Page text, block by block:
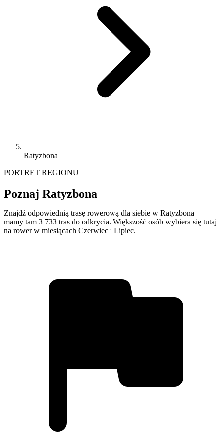
Ratyzbona
PORTRET REGIONU
Poznaj Ratyzbona
Znajdź odpowiednią trasę rowerową dla siebie w Ratyzbona –
mamy tam 3 733 tras do odkrycia. Większość osób wybiera się tutaj
na rower w miesiącach Czerwiec i Lipiec.